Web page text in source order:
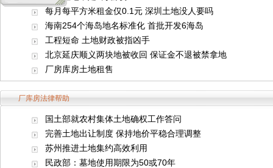
每月每平方米租金仅0.1元 深圳土地没人要吗
海南254个海岛地名标准化 首批开发6海岛
工程短命 土地财政被指凶手
北京延庆顺义两块地被收回 保证金不退被禁拿地
厂房库房土地租售
厂库房法律帮助
国土部就农村集体土地确权工作答问
完善土地出让制度 保持地价平稳合理调整
苏州推进土地集约高效利用
民政部：墓地使用期限为50或70年